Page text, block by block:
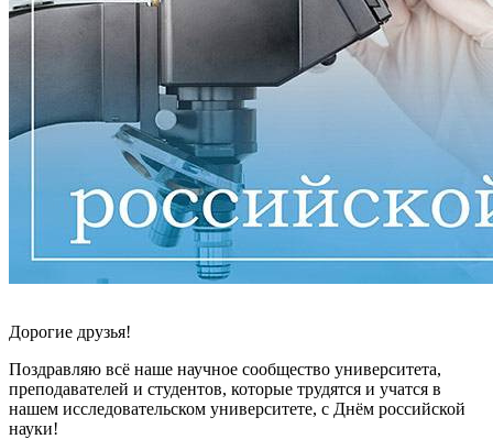
Дорогие друзья!
Поздравляю всё наше научное сообщество университета,
преподавателей и студентов, которые трудятся и учатся в
нашем исследовательском университете, с Днём российской
науки!